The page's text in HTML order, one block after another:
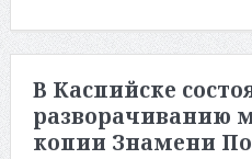
В Каспийске
разворачиванию
копии Знамени